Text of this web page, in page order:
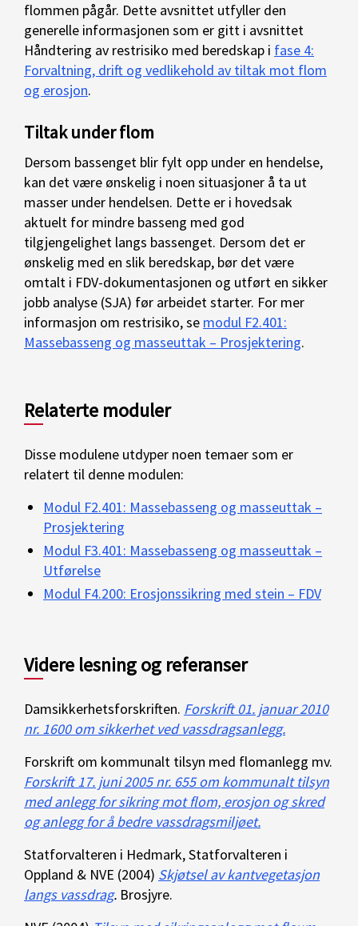
flommen pågår. Dette avsnittet utfyller den
generelle informasjonen som er gitt i avsnittet
Håndtering av restrisiko med beredskap i fase 4:
Forvaltning, drift og vedlikehold av tiltak mot flom
og erosjon.
Tiltak under flom
Dersom bassenget blir fylt opp under en hendelse,
kan det være ønskelig i noen situasjoner å ta ut
masser under hendelsen. Dette er i hovedsak
aktuelt for mindre basseng med god
tilgjengelighet langs bassenget. Dersom det er
ønskelig med en slik beredskap, bør det være
omtalt i FDV-dokumentasjonen og utført en sikker
jobb analyse (SJA) før arbeidet starter. For mer
informasjon om restrisiko, se modul F2.401:
Massebasseng og masseuttak – Prosjektering.
Relaterte moduler
Disse modulene utdyper noen temaer som er
relatert til denne modulen:
Modul F2.401: Massebasseng og masseuttak –
Prosjektering
Modul F3.401: Massebasseng og masseuttak –
Utførelse
Modul F4.200: Erosjonssikring med stein – FDV
Videre lesning og referanser
Damsikkerhetsforskriften. Forskrift 01. januar 2010
nr. 1600 om sikkerhet ved vassdragsanlegg.
Forskrift om kommunalt tilsyn med flomanlegg mv.
Forskrift 17. juni 2005 nr. 655 om kommunalt tilsyn
med anlegg for sikring mot flom, erosjon og skred
og anlegg for å bedre vassdragsmiljøet.
Statforvalteren i Hedmark, Statforvalteren i
Oppland & NVE (2004) Skjøtsel av kantvegetasjon
langs vassdrag. Brosjyre.